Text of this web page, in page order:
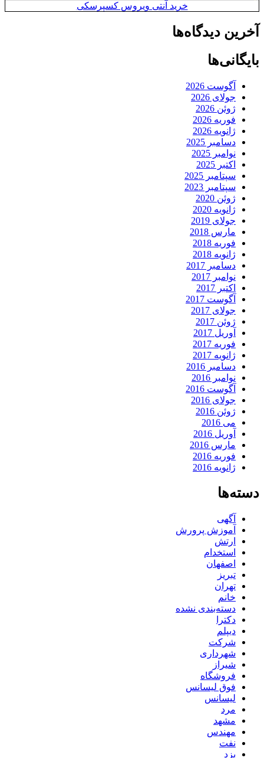
خرید آنتی ویروس کسپرسکی
آخرین دیدگاه‌ها
بایگانی‌ها
آگوست 2026
جولای 2026
ژوئن 2026
فوریه 2026
ژانویه 2026
دسامبر 2025
نوامبر 2025
اکتبر 2025
سپتامبر 2025
سپتامبر 2023
ژوئن 2020
ژانویه 2020
جولای 2019
مارس 2018
فوریه 2018
ژانویه 2018
دسامبر 2017
نوامبر 2017
اکتبر 2017
آگوست 2017
جولای 2017
ژوئن 2017
آوریل 2017
فوریه 2017
ژانویه 2017
دسامبر 2016
نوامبر 2016
آگوست 2016
جولای 2016
ژوئن 2016
می 2016
آوریل 2016
مارس 2016
فوریه 2016
ژانویه 2016
دسته‌ها
آگهی
آموزش پرورش
ارتش
استخدام
اصفهان
تبریز
تهران
خانم
دسته‌بندی نشده
دکترا
دیپلم
شرکت
شهرداری
شیراز
فروشگاه
فوق لیسانس
لیسانس
مرد
مشهد
مهندس
نفت
یزد